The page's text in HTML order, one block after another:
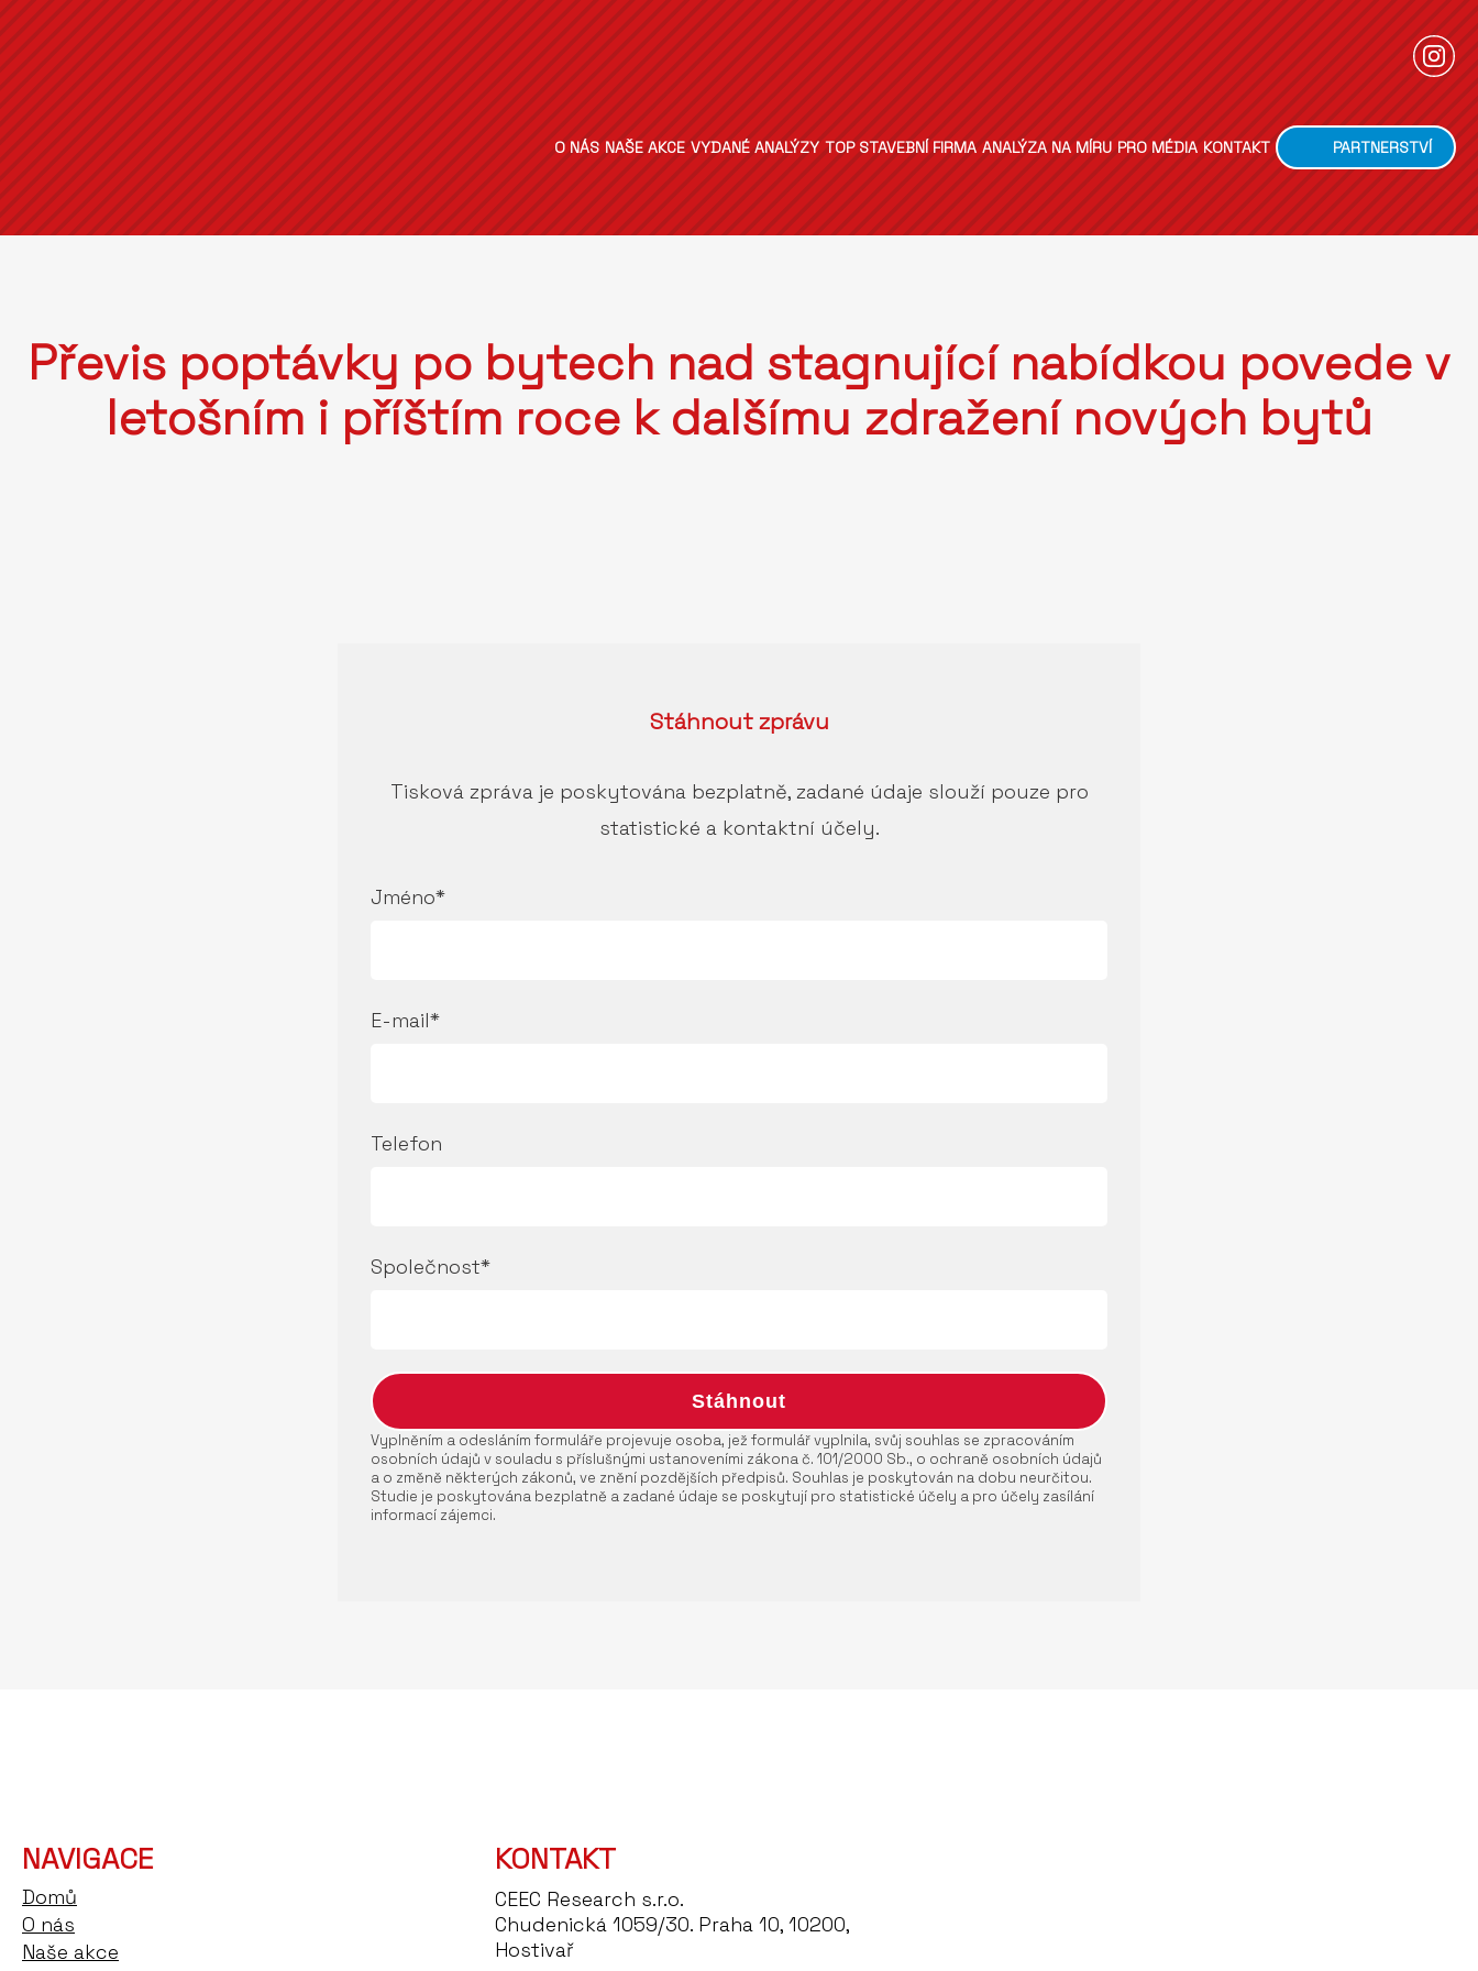
O NÁS NAŠE AKCE VYDANÉ ANALÝZY TOP STAVEBNÍ FIRMA ANALÝZA NA MÍRU PRO MÉDIA KONTAKT PARTNERSTVÍ
Převis poptávky po bytech nad stagnující nabídkou povede v
letošním i příštím roce k dalšímu zdražení nových bytů
Stáhnoutzprávu
Tisková zpráva je poskytována bezplatně, zadané údaje slouží pouze pro
statistické a kontaktní účely.
Jméno*
E-mail*
Telefon
Společnost*
Vyplněním a odesláním formuláře projevuje osoba, jež formulář vyplnila, svůj souhlas se zpracováním
osobních údajů v souladu s příslušnými ustanoveními zákona č. 101/2000 Sb., o ochraně osobních údajů
a o změně některých zákonů, ve znění pozdějších předpisů. Souhlas je poskytován na dobu neurčitou.
Studie je poskytována bezplatně a zadané údaje se poskytují pro statistické účely a pro účely zasílání
informací zájemci.
NAVIGACE
Domů
O nás
Naše akce
KONTAKT
CEEC Research s.r.o.
Chudenická 1059/30. Praha 10, 10200,
Hostivař